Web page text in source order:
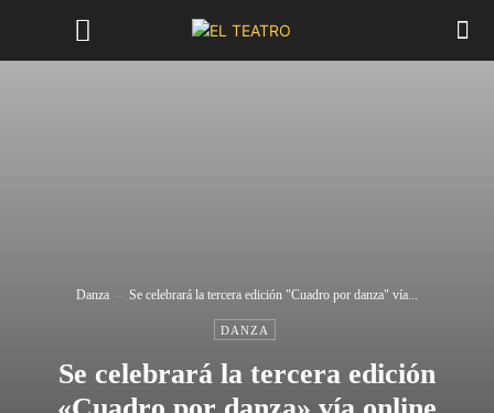
Danza Se celebrará la tercera edición "Cuadro por danza" vía...
DANZA
Se celebrará la tercera edición